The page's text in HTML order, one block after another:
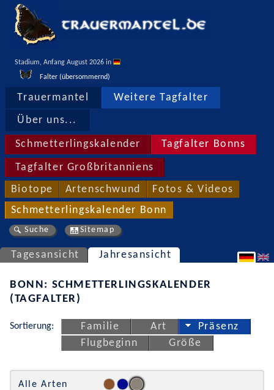
Stadium, Anfang August 2026 in
Falter (übersommernd)
Trauermantel Weitere Tagfalter
Über uns...
Schmetterlingskalender Tagfalter Bonns
Tagfalter Großbritanniens
Biotope Artenschwund Fotos & Videos
Schmetterlingskalender Bonn
Suche Sitemap
Tagesansicht Jahresansicht
BONN: SCHMETTERLINGSKALENDER
(TAGFALTER)
Sortierung: Familie Art
Präsenz
Flugbeginn
Größe
Alle Arten